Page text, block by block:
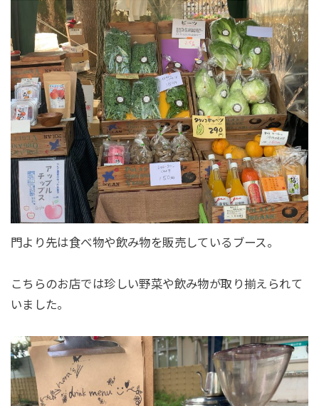
門より先は食べ物や飲み物を販売しているブース。
こちらのお店では珍しい野菜や飲み物が取り揃えられて
いました。